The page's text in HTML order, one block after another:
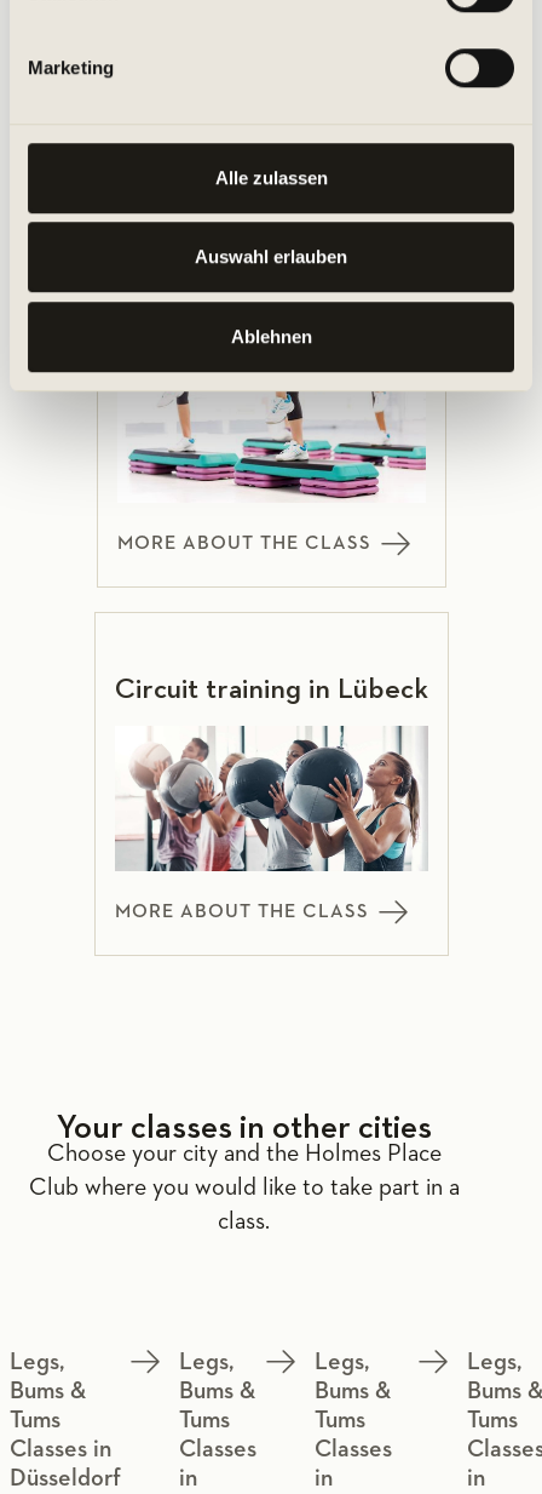
Marketing
Alle zulassen
Auswahl erlauben
Ablehnen
MORE ABOUT THE CLASS
MORE ABOUT THE CLASS
Circuit training in Lübeck
MORE ABOUT THE CLASS
Your classes in other cities
Choose your city and the Holmes Place
Club where you would like to take part in a
class.
Legs,
Bums &
Tums
Classes in
Düsseldorf
Legs,
Bums &
Tums
Classes
in
Legs,
Bums &
Tums
Classes
in
Legs,
Bums
Tums
in